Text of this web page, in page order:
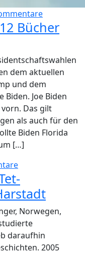
Bücher
dem aktuellen
und dem
Joe Biden
Das gilt
als auch für den
Biden Florida
[…]
Norwegen,
daraufhin
2005